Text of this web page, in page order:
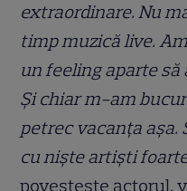
extraordinare. Nu
timp muzică live.
un feeling aparte
Și chiar m-am
petrec vacanța
cu niște artiști
povestește actorul,